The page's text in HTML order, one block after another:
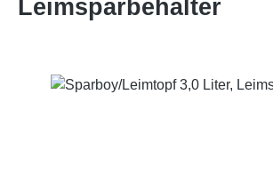
Leimsparbehälter
Bildergalerie überspringen